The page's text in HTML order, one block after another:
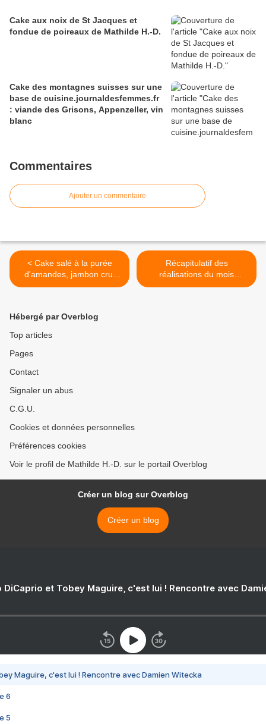
Cake aux noix de St Jacques et
fondue de poireaux de Mathilde H.-D.
Cake des montagnes suisses sur une
base de cuisine.journaldesfemmes.fr
: viande des Grisons, Appenzeller, vin
blanc
Commentaires
Ajouter un commentaire
< Cake salé à la purée
d'amandes, jambon cru,
figues moelleuses et
Récapitulatif des
réalisations du mois
d'octobre 2014, 2015,
Hébergé par Overblog
Top articles
Pages
Contact
Signaler un abus
C.G.U.
Cookies et données personnelles
Préférences cookies
Voir le profil de Mathilde H.-D. sur le portail Overblog
Créer un blog sur Overblog
Créer un blog
DiCaprio et Tobey Maguire, c'est lui ! Rencontre avec
Maguire, c'est lui ! Rencontre avec Damien Witecka
6
5